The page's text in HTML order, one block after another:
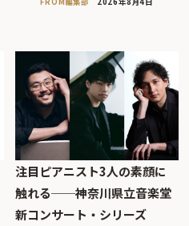
注目ピアニスト3人の素顔に
触れる──神奈川県立音楽堂
新コンサート・シリーズ